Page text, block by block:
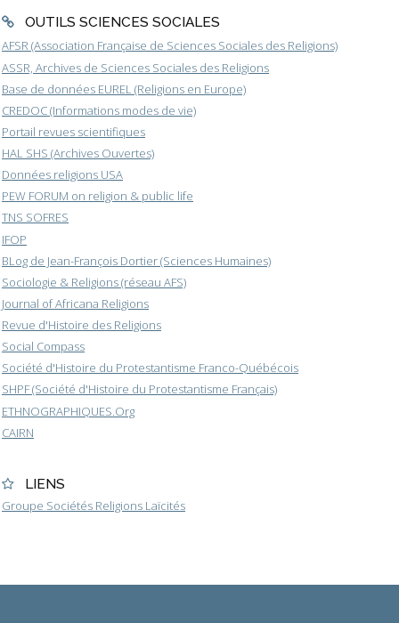
OUTILS SCIENCES SOCIALES
AFSR (Association Française de Sciences Sociales des Religions)
ASSR, Archives de Sciences Sociales des Religions
Base de données EUREL (Religions en Europe)
CREDOC (Informations modes de vie)
Portail revues scientifiques
HAL SHS (Archives Ouvertes)
Données religions USA
PEW FORUM on religion & public life
TNS SOFRES
IFOP
BLog de Jean-François Dortier (Sciences Humaines)
Sociologie & Religions (réseau AFS)
Journal of Africana Religions
Revue d'Histoire des Religions
Social Compass
Société d'Histoire du Protestantisme Franco-Québécois
SHPF (Société d'Histoire du Protestantisme Français)
ETHNOGRAPHIQUES.Org
CAIRN
LIENS
Groupe Sociétés Religions Laïcités